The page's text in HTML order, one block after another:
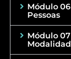
Módulo
Pessoas
Módulo